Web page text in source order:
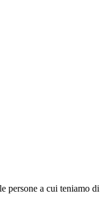
persone a cui teniamo di